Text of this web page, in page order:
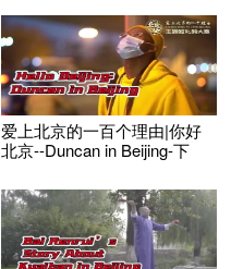
爱上北京的一百个理由|你好
北京--Duncan in Beijing-下